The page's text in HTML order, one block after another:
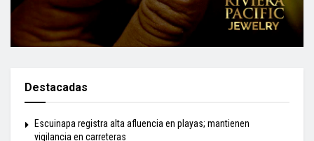
Destacadas
Escuinapa registra alta afluencia en playas; mantienen
vigilancia en carreteras